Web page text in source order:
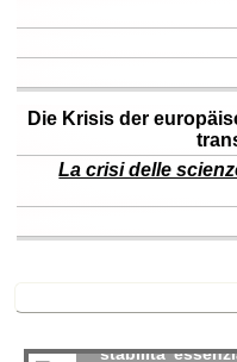
Die Krisis der
La crisi delle
stabilita'